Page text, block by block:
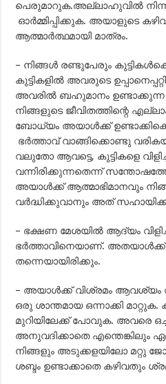
പെരുമാറുക.അല്ലാഹുവില്‍
ഓര്‍മ്മിപ്പിക്കുക. അയാളുടെ
ആത്മാര്‍ത്ഥമായി മാത്രം.
– നിങ്ങള്‍ രണ്ടുപേരും
കുട്ടികളില്‍ അവരുടെ
അവരില്‍ ബഹുമാനം ഉണ്ടാക്കുന്ന
നിങ്ങളുടെ ജീവിതത്തിന്റെ
ബോധ്യം അയാള്‍ക്ക്‌
ഭര്‍ത്താവ് വാങ്ങിക്കൊണ്ടു
വലുതോ ആവട്ടെ, കുട്ടികളെ
വന്നിരിക്കുന്നതെന്ന്
അയാള്‍ക്ക്‌ ആത്മാഭിമാനവും
വര്‍ദ്ധിക്കുവാനും അത്
– ഭക്ഷണ മേശയില്‍ ആദ്യം
ഭര്‍ത്താവിനെയാണ്. അതയാള്‍ക്ക്‌
തന്നെയായിരിക്കും.
– അയാള്‍ക്ക്‌ വിശ്രമം ആവശ്യം
ഒരു ശാന്തമായ ഒന്നാക്കി മാറ്റുക.
മുറിയിലേക്ക് പോവുക. അവരെ
അനുവദിക്കാതെ എന്തെങ്കിലും
നിങ്ങളും അടുക്കളയിലോ മറ്റു
ശബ്ദം ഉണ്ടാക്കാതെ കഴിവതും